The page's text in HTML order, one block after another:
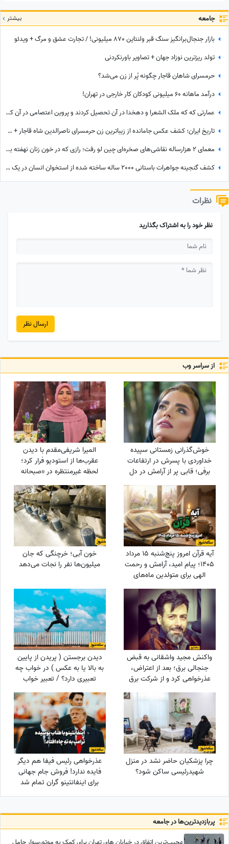
جامعه بیشتر
بازار جنجال‌برانگیز سنگ قبر ولنتاین 870 میلیونی! / تجارت عشق و مرگ + ویدئو
تولد ریزترین نوزاد جهان + تصاویر باورنکردنی
حرمسرای شاهان قاجار چگونه پُر از زن می‌شد؟
درآمد ماهانه 60 میلیونی کودکان کار خارجی در تهران!
عمارتی که که ملک الشعرا و دهخدا در آن تحصیل کردند و پروین اعتصامی در آن کار کرد + عکس
تاریخ ایران؛ کشف عکس جامانده از زیباترین زن حرمسرای ناصرالدین شاه قاجار + عکس
معمای 2 هزارساله نقاشی‌های صخره‌ای چین لو رفت؛ رازی که در خون زنان نهفته بود!
کشف گنجینه جواهرات باستانی 2000 ساله ساخته شده از استخوان انسان در یک قصر مجلل+عکس
نظرات
نظر خود را به اشتراک بگذارید
ارسال نظر
از سراسر وب
خوش‌گذرانی زمستانی سپیده
خداوردی با پسرش در ارتفاعات
برفی؛ قابی پر از آرامش در دل
طبیعت
المیرا شریفی‌مقدم با دیدن
عقرب‌ها از استودیو فرار کرد؛
لحظه غیرمنتظره در «صبحانه
ایرانی» + ویدئو
آیه قرآن امروز پنج‌شنبه 15 مرداد
1405؛ پیام امید، آرامش و رحمت
الهی برای متولدین ماه‌های
مختلف
خون آبی؛ خرچنگی که جان
میلیون‌ها نفر را نجات می‌دهد
واکنش مجید واشقانی به قبض
جنجالی برق؛ بعد از اعتراض،
عذرخواهی کرد و از شرکت برق
تشکر کرد
دیدن برجستن ( پریدن از پایین
به بالا یا به عکس ) در خواب چه
تعبیری دارد؟ / تعبیر خواب
برجستن
چرا پزشکیان حاضر نشد در منزل
شهیدرئیسی ساکن شود؟
عذرخواهی رئیس فیفا هم دیگر
فایده ندارد! فروش جام جهانی
برای اینفانتینو گران تمام شد
پربازدید‌ترین‌ها در جامعه